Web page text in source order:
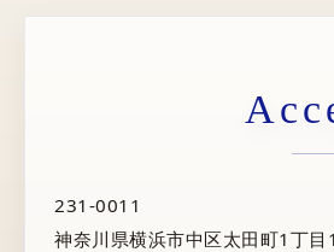
231-0011
神奈川県横浜市中区太田町1丁